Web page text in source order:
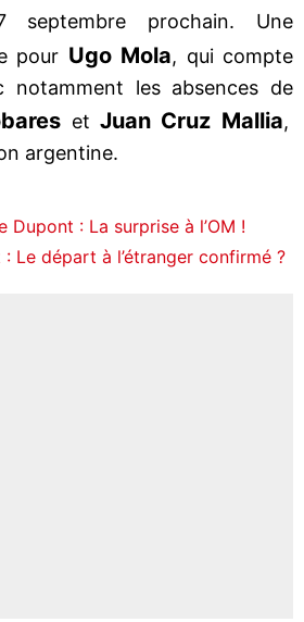
prochain. Une
pour Ugo Mola, qui compte
notamment les absences de
etJuan Cruz Mallia,
argentine.
Dupont : La surprise à l’OM !
Le départ à l’étranger confirmé ?